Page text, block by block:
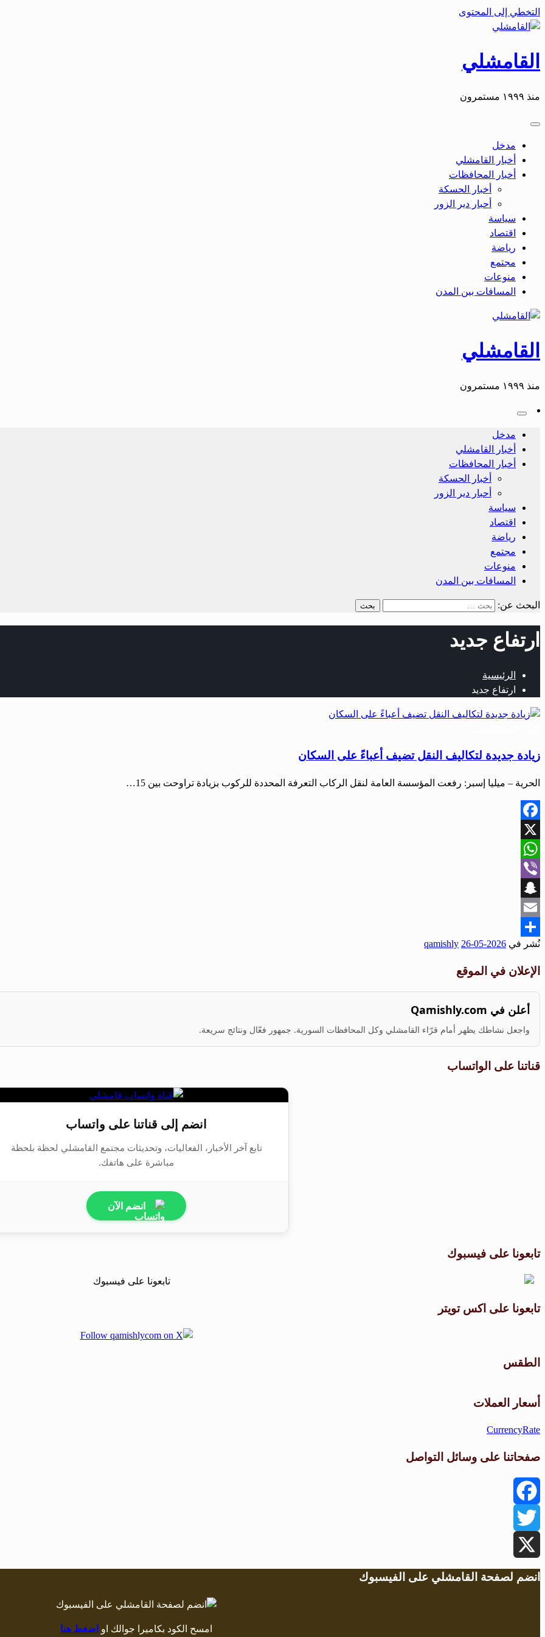
التخطي إلى المحتوى
القامشلي
منذ ١٩٩٩ مستمرون
مدخل
أخبار القامشلي
أخبار المحافظات
أخبار الحسكة
أحبار دير الزور
سياسة
اقتصاد
رياضة
مجتمع
منوعات
المسافات بين المدن
القامشلي
منذ ١٩٩٩ مستمرون
مدخل
أخبار القامشلي
أخبار المحافظات
أخبار الحسكة
أحبار دير الزور
سياسة
اقتصاد
رياضة
مجتمع
منوعات
المسافات بين المدن
البحث عن:
ارتفاع جديد
الرئيسية
ارتفاع جديد
زيادة جديدة لتكاليف النقل تضيف أعباءً على السكان
الحرية – ميليا إسبر: رفعت المؤسسة العامة لنقل الركاب التعرفة المحددة ‏للركوب بزيادة تراوحت بين 15…
Facebook
X
WhatsApp
Viber
Snapchat
Email
Share
نُشر في 2026-05-26
qamishly
الإعلان في الموقع
أعلن في Qamishly.com
واجعل نشاطك يظهر أمام قرّاء القامشلي وكل المحافظات السورية. جمهور فعّال ونتائج سريعة.
قناتنا على الواتساب
انضم إلى قناتنا على واتساب
تابع آخر الأخبار، الفعاليات، وتحديثات مجتمع القامشلي لحظة بلحظة
مباشرة على هاتفك.
انضم الآن
تابعونا على فيسبوك
تابعونا على اكس تويتر
الطقس
أسعار العملات
CurrencyRate
صفحاتنا على وسائل التواصل
Facebook
Twitter
X
انضم لصفحة القامشلي على الفيسبوك
امسح الكود بكاميرا جوالك او اضغط هنا